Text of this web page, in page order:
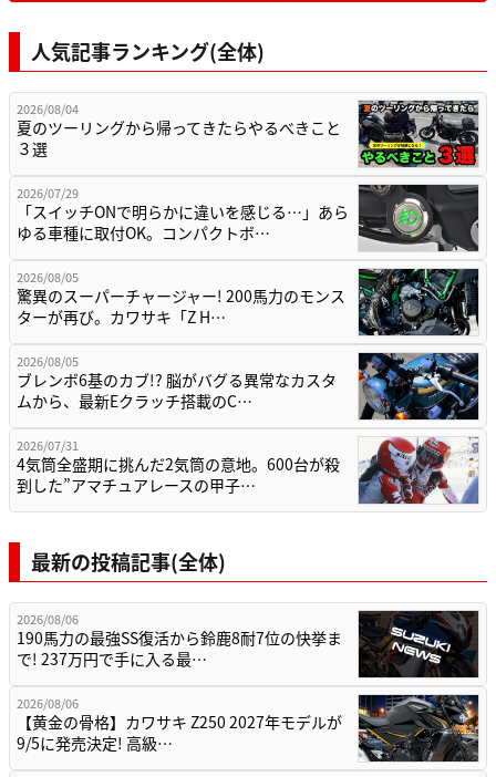
人気記事ランキング(全体)
2026/08/04
夏のツーリングから帰ってきたらやるべきこと
３選
2026/07/29
「スイッチONで明らかに違いを感じる…」あら
ゆる車種に取付OK。コンパクトボ…
2026/08/05
驚異のスーパーチャージャー! 200馬力のモンス
ターが再び。カワサキ「Z H…
2026/08/05
ブレンボ6基のカブ!? 脳がバグる異常なカスタ
ムから、最新Eクラッチ搭載のC…
2026/07/31
4気筒全盛期に挑んだ2気筒の意地。600台が殺
到した”アマチュアレースの甲子…
最新の投稿記事(全体)
2026/08/06
190馬力の最強SS復活から鈴鹿8耐7位の快挙ま
で! 237万円で手に入る最…
2026/08/06
【黄金の骨格】カワサキ Z250 2027年モデルが
9/5に発売決定! 高級…